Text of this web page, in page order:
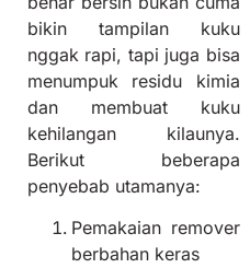
bikin tampilan kuku
nggak rapi, tapi juga bisa
menumpuk residu kimia
dan membuat kuku
kehilangan kilaunya.
Berikut beberapa
penyebab utamanya:
Pemakaian remover
berbahan keras